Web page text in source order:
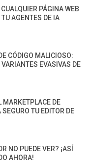
PÁGINA WEB
AGENTES DE IA
CÓDIGO MALICIOSO:
EVASIVAS DE
MARKETPLACE DE
TU EDITOR DE
NO PUEDE VER? ¡ASÍ
AHORA!